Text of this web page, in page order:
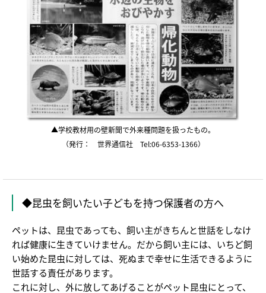
▲学校教材用の壁新聞で外来種問題を扱ったもの。
（発行： 世界通信社 Tel:06-6353-1366）
◆昆虫を飼いたい子どもを持つ保護者の方へ
ペットは、昆虫であっても、飼い主がきちんと世話をしなけ
れば健康に生きていけません。だから飼い主には、いちど飼
い始めた昆虫に対しては、死ぬまで幸せに生活できるように
世話する責任があります。
これに対し、外に放してあげることがペット昆虫にとって、